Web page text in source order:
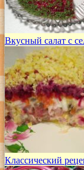
Вкусный салат с
Классический